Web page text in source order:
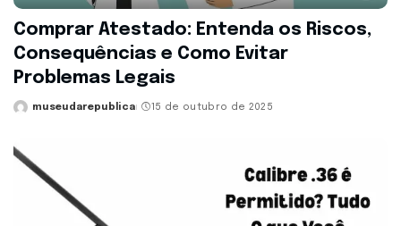
Comprar Atestado: Entenda os Riscos,
Consequências e Como Evitar
Problemas Legais
Posted
museudarepublica 15 de outubro de 2025